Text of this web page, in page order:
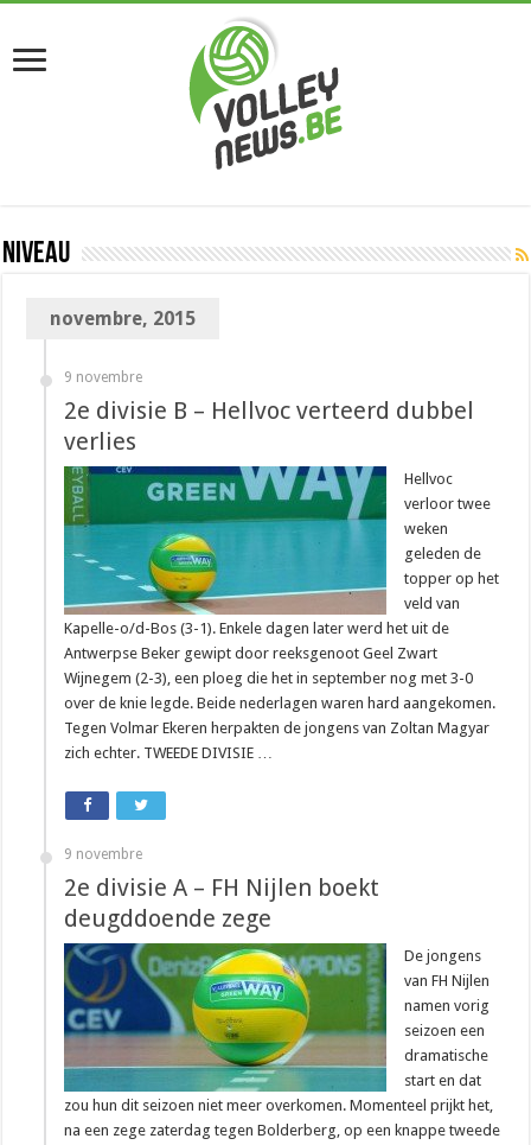
Niveau
novembre, 2015
9 novembre
2e divisie B – Hellvoc verteerd dubbel
verlies
Hellvoc
verloor twee
weken
geleden de
topper op het
veld van
Kapelle-o/d-Bos (3-1). Enkele dagen later werd het uit de
Antwerpse Beker gewipt door reeksgenoot Geel Zwart
Wijnegem (2-3), een ploeg die het in september nog met 3-0
over de knie legde. Beide nederlagen waren hard aangekomen.
Tegen Volmar Ekeren herpakten de jongens van Zoltan Magyar
zich echter. TWEEDE DIVISIE …
9 novembre
2e divisie A – FH Nijlen boekt
deugddoende zege
De jongens
van FH Nijlen
namen vorig
seizoen een
dramatische
start en dat
zou hun dit seizoen niet meer overkomen. Momenteel prijkt het,
na een zege zaterdag tegen Bolderberg, op een knappe tweede